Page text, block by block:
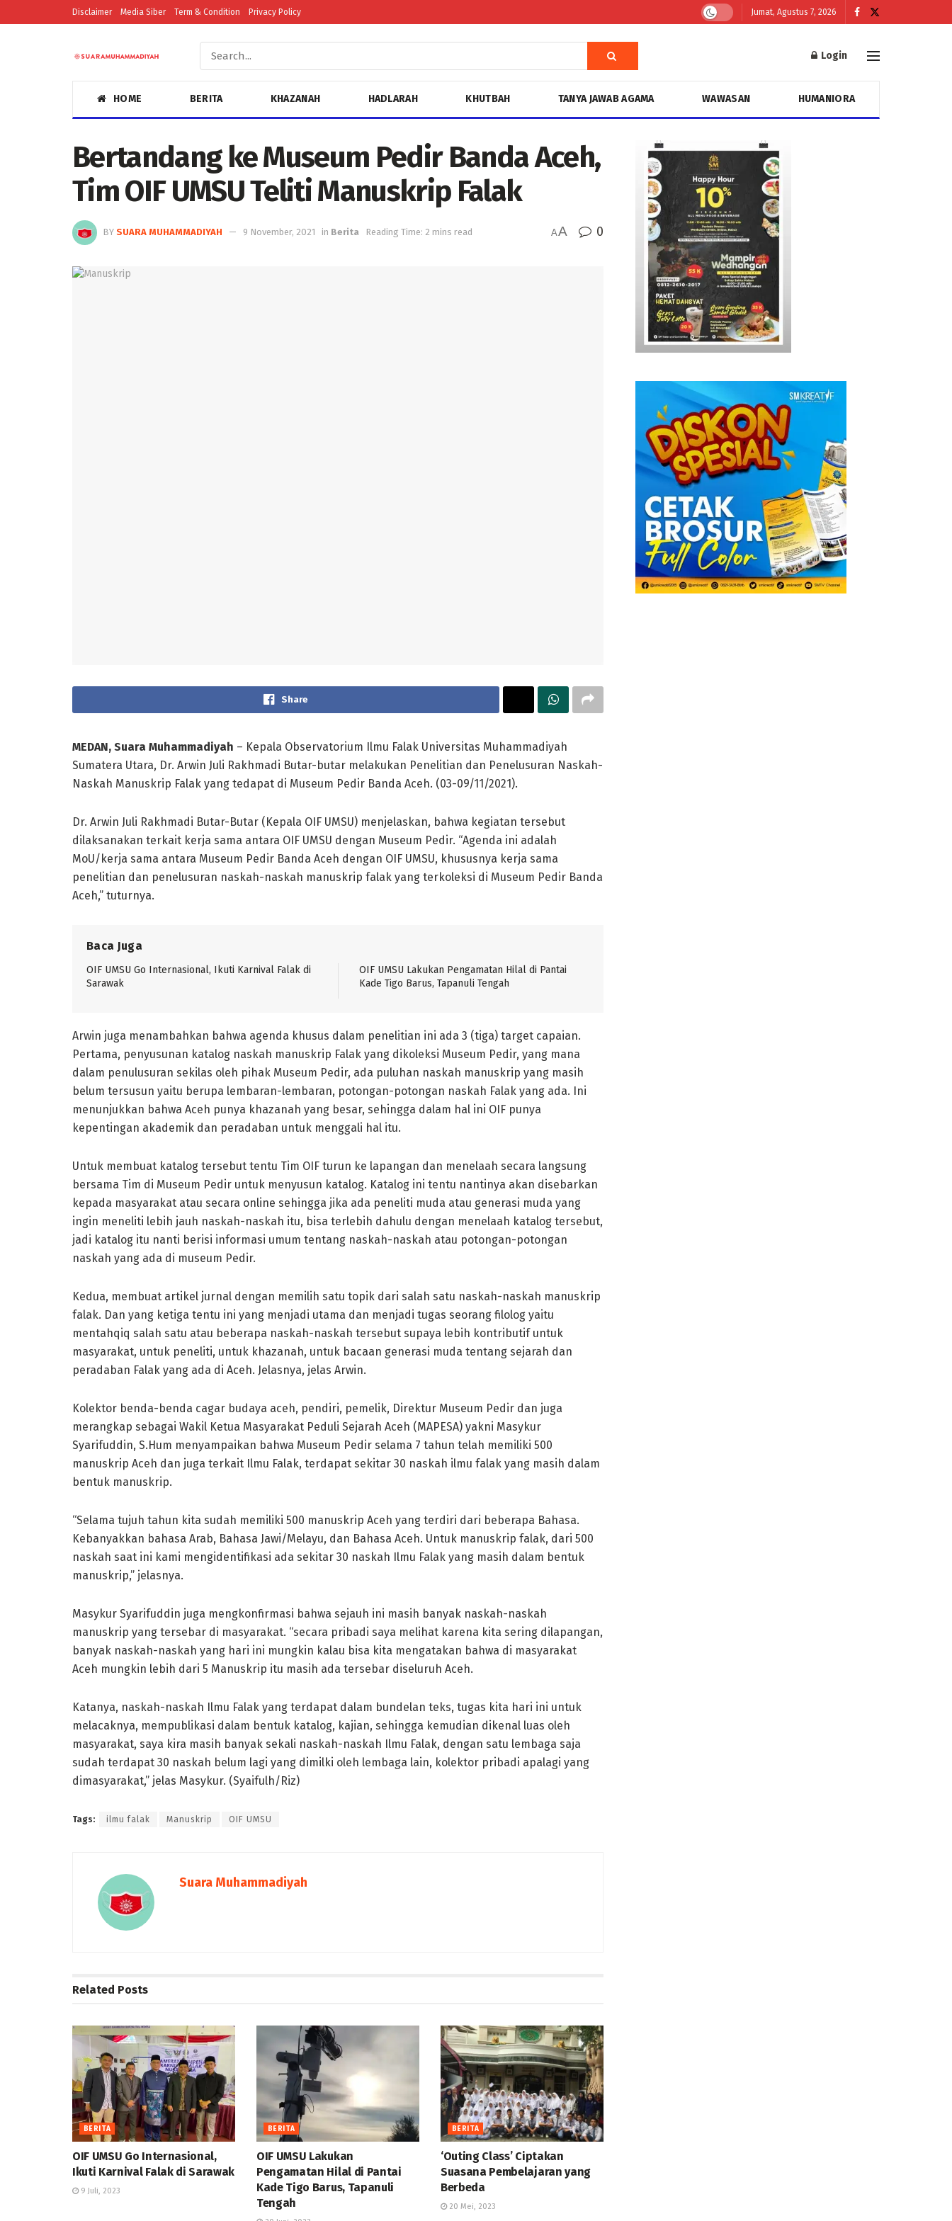
Disclaimer Media Siber Term & Condition Privacy Policy Jumat, Agustus 7, 2026
Login
HOME BERITA KHAZANAH HADLARAH KHUTBAH TANYA JAWAB AGAMA WAWASAN HUMANIORA
Bertandang ke Museum Pedir Banda Aceh,
Tim OIF UMSU Teliti Manuskrip Falak
BY SUARA MUHAMMADIYAH 9 November, 2021 in Berita Reading Time: 2 mins read AA 0
Share
MEDAN, Suara Muhammadiyah – Kepala Observatorium Ilmu Falak Universitas Muhammadiyah
Sumatera Utara, Dr. Arwin Juli Rakhmadi Butar-butar melakukan Penelitian dan Penelusuran Naskah-
Naskah Manuskrip Falak yang tedapat di Museum Pedir Banda Aceh. (03-09/11/2021).
Dr. Arwin Juli Rakhmadi Butar-Butar (Kepala OIF UMSU) menjelaskan, bahwa kegiatan tersebut
dilaksanakan terkait kerja sama antara OIF UMSU dengan Museum Pedir. “Agenda ini adalah
MoU/kerja sama antara Museum Pedir Banda Aceh dengan OIF UMSU, khususnya kerja sama
penelitian dan penelusuran naskah-naskah manuskrip falak yang terkoleksi di Museum Pedir Banda
Aceh,” tuturnya.
Baca Juga
OIF UMSU Go Internasional, Ikuti Karnival Falak di
Sarawak
OIF UMSU Lakukan Pengamatan Hilal di Pantai
Kade Tigo Barus, Tapanuli Tengah
Arwin juga menambahkan bahwa agenda khusus dalam penelitian ini ada 3 (tiga) target capaian.
Pertama, penyusunan katalog naskah manuskrip Falak yang dikoleksi Museum Pedir, yang mana
dalam penulusuran sekilas oleh pihak Museum Pedir, ada puluhan naskah manuskrip yang masih
belum tersusun yaitu berupa lembaran-lembaran, potongan-potongan naskah Falak yang ada. Ini
menunjukkan bahwa Aceh punya khazanah yang besar, sehingga dalam hal ini OIF punya
kepentingan akademik dan peradaban untuk menggali hal itu.
Untuk membuat katalog tersebut tentu Tim OIF turun ke lapangan dan menelaah secara langsung
bersama Tim di Museum Pedir untuk menyusun katalog. Katalog ini tentu nantinya akan disebarkan
kepada masyarakat atau secara online sehingga jika ada peneliti muda atau generasi muda yang
ingin meneliti lebih jauh naskah-naskah itu, bisa terlebih dahulu dengan menelaah katalog tersebut,
jadi katalog itu nanti berisi informasi umum tentang naskah-naskah atau potongan-potongan
naskah yang ada di museum Pedir.
Kedua, membuat artikel jurnal dengan memilih satu topik dari salah satu naskah-naskah manuskrip
falak. Dan yang ketiga tentu ini yang menjadi utama dan menjadi tugas seorang filolog yaitu
mentahqiq salah satu atau beberapa naskah-naskah tersebut supaya lebih kontributif untuk
masyarakat, untuk peneliti, untuk khazanah, untuk bacaan generasi muda tentang sejarah dan
peradaban Falak yang ada di Aceh. Jelasnya, jelas Arwin.
Kolektor benda-benda cagar budaya aceh, pendiri, pemelik, Direktur Museum Pedir dan juga
merangkap sebagai Wakil Ketua Masyarakat Peduli Sejarah Aceh (MAPESA) yakni Masykur
Syarifuddin, S.Hum menyampaikan bahwa Museum Pedir selama 7 tahun telah memiliki 500
manuskrip Aceh dan juga terkait Ilmu Falak, terdapat sekitar 30 naskah ilmu falak yang masih dalam
bentuk manuskrip.
“Selama tujuh tahun kita sudah memiliki 500 manuskrip Aceh yang terdiri dari beberapa Bahasa.
Kebanyakkan bahasa Arab, Bahasa Jawi/Melayu, dan Bahasa Aceh. Untuk manuskrip falak, dari 500
naskah saat ini kami mengidentifikasi ada sekitar 30 naskah Ilmu Falak yang masih dalam bentuk
manuskrip,” jelasnya.
Masykur Syarifuddin juga mengkonfirmasi bahwa sejauh ini masih banyak naskah-naskah
manuskrip yang tersebar di masyarakat. “secara pribadi saya melihat karena kita sering dilapangan,
banyak naskah-naskah yang hari ini mungkin kalau bisa kita mengatakan bahwa di masyarakat
Aceh mungkin lebih dari 5 Manuskrip itu masih ada tersebar diseluruh Aceh.
Katanya, naskah-naskah Ilmu Falak yang terdapat dalam bundelan teks, tugas kita hari ini untuk
melacaknya, mempublikasi dalam bentuk katalog, kajian, sehingga kemudian dikenal luas oleh
masyarakat, saya kira masih banyak sekali naskah-naskah Ilmu Falak, dengan satu lembaga saja
sudah terdapat 30 naskah belum lagi yang dimilki oleh lembaga lain, kolektor pribadi apalagi yang
dimasyarakat,” jelas Masykur. (Syaifulh/Riz)
Tags: ilmu falak Manuskrip OIF UMSU
Suara Muhammadiyah
Related Posts
BERITA
OIF UMSU Go Internasional,
Ikuti Karnival Falak di Sarawak
9 Juli, 2023
BERITA
OIF UMSU Lakukan
Pengamatan Hilal di Pantai
Kade Tigo Barus, Tapanuli
Tengah
BERITA
‘Outing Class’ Ciptakan
Suasana Pembelajaran yang
Berbeda
20 Mei, 2023